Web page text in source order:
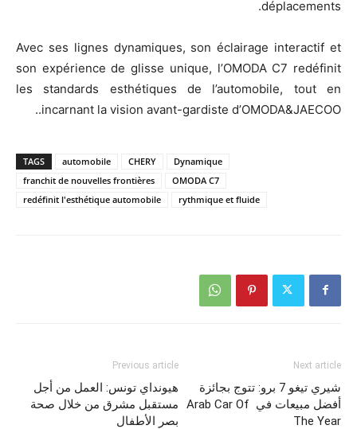
déplacements.
Avec ses lignes dynamiques, son éclairage interactif et
son expérience de glisse unique, l’OMODA C7 redéfinit
les standards esthétiques de l’automobile, tout en
incarnant la vision avant-gardiste d’OMODA&JAECOO..
TAGS automobile CHERY
Dynamique
franchit de nouvelles frontières
OMODA C7
redéfinit l'esthétique automobile
rythmique et fluide
Previous article
هيونداي تونس: العمل من أجل
مستقبل مشرق من خلال صحة
بصر الأطفال
Next article
شيري تيغو 7 برو: تتوج بجائزة
أفضل مبيعات في Arab Car Of
The Year